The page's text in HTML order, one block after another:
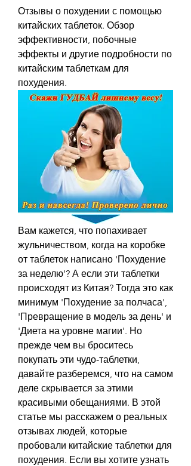
Отзывы о похудении с помощью
китайских таблеток. Обзор
эффективности, побочные
эффекты и другие подробности по
китайским таблеткам для
похудения.
Вам кажется, что попахивает
жульничеством, когда на коробке
от таблеток написано 'Похудение
за неделю'? А если эти таблетки
происходят из Китая? Тогда это как
минимум 'Похудение за полчаса',
'Превращение в модель за день' и
'Диета на уровне магии'. Но
прежде чем вы броситесь
покупать эти чудо-таблетки,
давайте разберемся, что на самом
деле скрывается за этими
красивыми обещаниями. В этой
статье мы расскажем о реальных
отзывах людей, которые
пробовали китайские таблетки для
похудения. Если вы хотите узнать